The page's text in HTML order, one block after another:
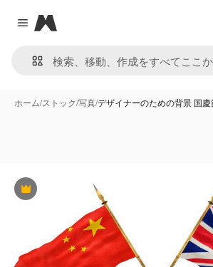
Close menu
Magnific
ホーム/ストック/写真/デザイナーのための背景 国
Premium